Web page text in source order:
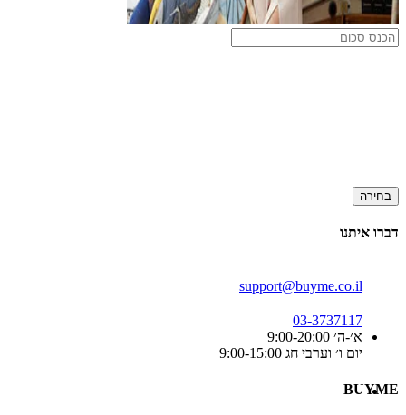
בחירה
דברו איתנו
support@buyme.co.il
03-3737117
א׳-ה׳ 9:00-20:00
יום ו׳ וערבי חג 9:00-15:00
BUYME